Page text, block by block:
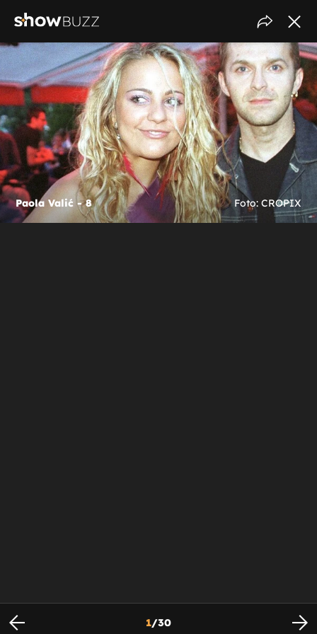
Paola Valić - 8 Foto: CROPIX
1/30